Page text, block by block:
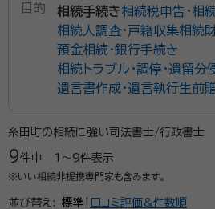
目的 相続手続き相続税申告・相
相続人調査・戸籍収集相続
預金相続・銀行手続き
相続トラブル・調停・遺留分
遺言書作成・遺言執行生前
糸田町の相続に強い司法書士/行政書士
9件中 1〜9件表示
※いい相続非提携専門家も含みます。
並び替え: 標準 口コミ評価&件数順